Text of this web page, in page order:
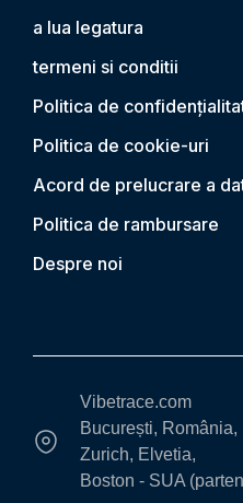
a lua legatura
termeni si conditii
Politica de
Politica de cookie-uri
Acord de prelucrare a
Politica de rambursare
Despre noi
Vibetrace.com
București, România,
Zurich, Elvetia,
Boston - SUA